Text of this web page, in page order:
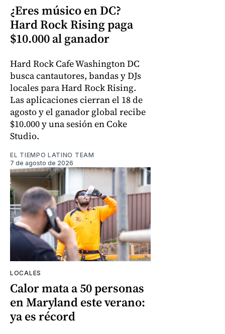
¿Eres músico en DC?
Hard Rock Rising paga
$10.000 al ganador
Hard Rock Cafe Washington DC
busca cantautores, bandas y DJs
locales para Hard Rock Rising.
Las aplicaciones cierran el 18 de
agosto y el ganador global recibe
$10.000 y una sesión en Coke
Studio.
EL TIEMPO LATINO TEAM
7 de agosto de 2026
LOCALES
Calor mata a 50 personas
en Maryland este verano:
ya es récord